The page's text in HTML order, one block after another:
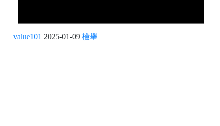
value101 2025-01-09 檢舉